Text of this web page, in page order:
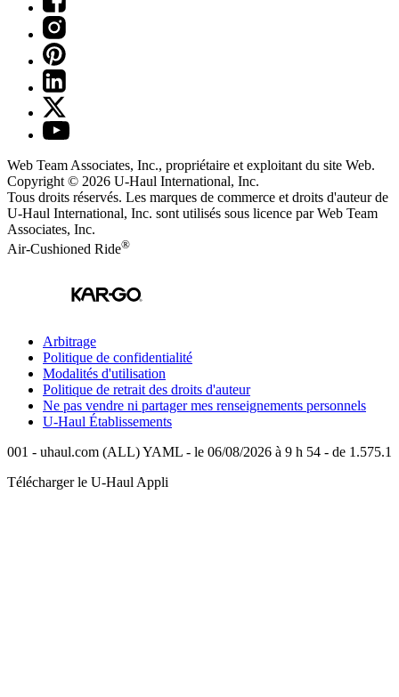
Web Team Associates, Inc., propriétaire et exploitant du site Web.
Copyright © 2026 U-Haul International, Inc.
Tous droits réservés. Les marques de commerce et droits d'auteur de
U-Haul International, Inc. sont utilisés sous licence par Web Team
Associates, Inc.
Air-Cushioned Ride®
Arbitrage
Politique de confidentialité
Modalités d'utilisation
Politique de retrait des droits d'auteur
Ne pas vendre ni partager mes renseignements personnels
U-Haul Établissements
001 - uhaul.com (ALL) YAML - le 06/08/2026 à 9 h 54 - de 1.575.1
Télécharger le U-Haul Appli